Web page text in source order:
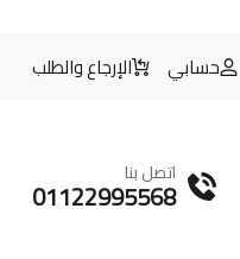
حسابي الإرجاع والطلب
اتصل بنا
01122995568